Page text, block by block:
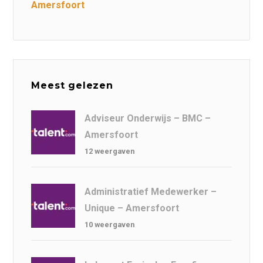
Amersfoort
Meest gelezen
Adviseur Onderwijs – BMC –
Amersfoort
12 weergaven
Administratief Medewerker –
Unique – Amersfoort
10 weergaven